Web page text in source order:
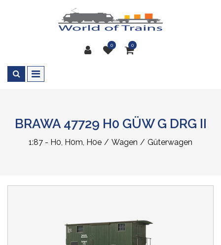
0 0
BRAWA 47729 H0 GÜW G DRG II
1:87 - H0, H0m, H0e Wagen Güterwagen